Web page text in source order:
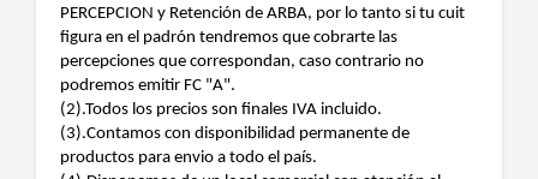
PERCEPCION y Retención de ARBA, por lo tanto si tu cuit
figura en el padrón tendremos que cobrarte las
percepciones que correspondan, caso contrario no
podremos emitir FC "A".
(2).Todos los precios son finales IVA incluido.
(3).Contamos con disponibilidad permanente de
productos para envio a todo el país.